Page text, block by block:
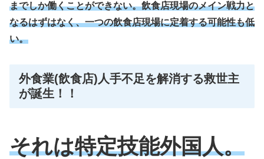
までしか働くことができない。飲食店現場のメイン戦力と
なるはずはなく、一つの飲食店現場に定着する可能性も低
い。
外食業(飲食店)人手不足を解消する救世主
が誕生！！
それは特定技能外国人。